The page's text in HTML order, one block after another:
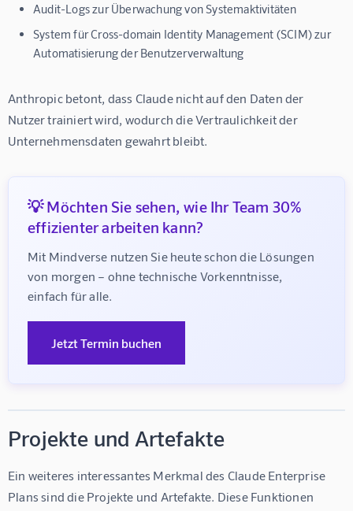
Audit-Logs zur Überwachung von Systemaktivitäten
System für Cross-domain Identity Management (SCIM) zur
Automatisierung der Benutzerverwaltung
Anthropic betont, dass Claude nicht auf den Daten der
Nutzer trainiert wird, wodurch die Vertraulichkeit der
Unternehmensdaten gewahrt bleibt.
💡 Möchten Sie sehen, wie Ihr Team 30%
effizienter arbeiten kann?
Mit Mindverse nutzen Sie heute schon die Lösungen
von morgen – ohne technische Vorkenntnisse,
einfach für alle.
Jetzt Termin buchen
Projekte und Artefakte
Ein weiteres interessantes Merkmal des Claude Enterprise
Plans sind die Projekte und Artefakte. Diese Funktionen